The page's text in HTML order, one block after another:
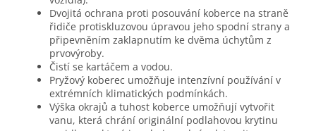
Dvojitá ochrana proti posouvání koberce na straně
řidiče protiskluzovou úpravou jeho spodní strany a
připevněním zaklapnutím ke dvěma úchytům z
prvovýroby.
Čistí se kartáčem a vodou.
Pryžový koberec umožňuje intenzívní používání v
extrémních klimatických podmínkách.
Výška okrajů a tuhost koberce umožňují vytvořit
vanu, která chrání originální podlahovou krytinu